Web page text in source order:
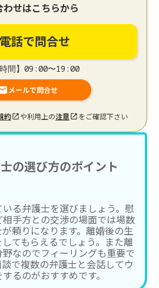
わせはこちらから
電話で問合せ
時間】09:00〜19:00
メールで問合せ
約 や利用上の注意 をご確認下さい
の選び方のポイント
る弁護士を選びましょう。慰
手方との交渉の場面では場数
頼りになります。離婚後の生
てもらえるでしょう。また離
なのでフィーリングも重要で
で複数の弁護士と会話してウ
るのがおすすめです。